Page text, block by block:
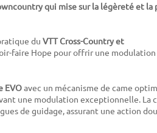
qui mise sur la légèreté et la
du VTT Cross-Country et
faire Hope pour offrir une
EVOavec un mécanisme de came
une modulation exceptionnelle. La
de guidage, assurant une action